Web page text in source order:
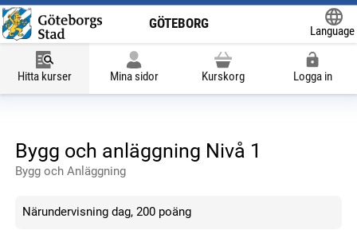
GÖTEBORG
Language
Hitta kurser Mina sidor Kurskorg Logga in
Bygg och anläggning Nivå 1
Bygg och Anläggning
Närundervisning dag, 200 poäng